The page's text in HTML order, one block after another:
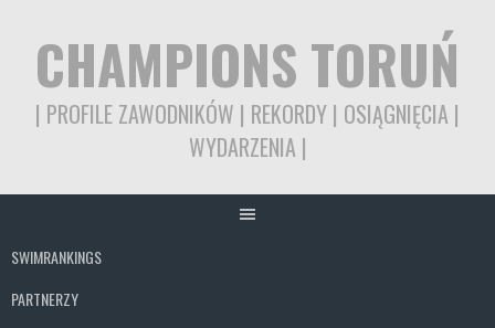
CHAMPIONS TORUŃ
| PROFILE ZAWODNIKÓW | REKORDY | OSIĄGNIĘCIA |
WYDARZENIA |
SWIMRANKINGS
PARTNERZY